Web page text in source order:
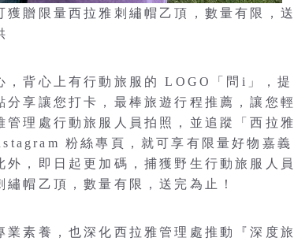
贈限量西拉雅刺繡帽乙頂，數量有限，送
，背心上有行動旅服的 LOGO「問i」，提
享讓您打卡，最棒旅遊行程推薦，讓您輕
理處行動旅服人員拍照，並追蹤「西拉雅
粉絲專頁，就可享有限量好物嘉義
，即日起更加碼，捕獲野生行動旅服人員
帽乙頂，數量有限，送完為止！
素養，也深化西拉雅管理處推動『深度旅